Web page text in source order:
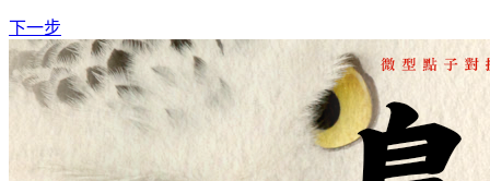
下一步